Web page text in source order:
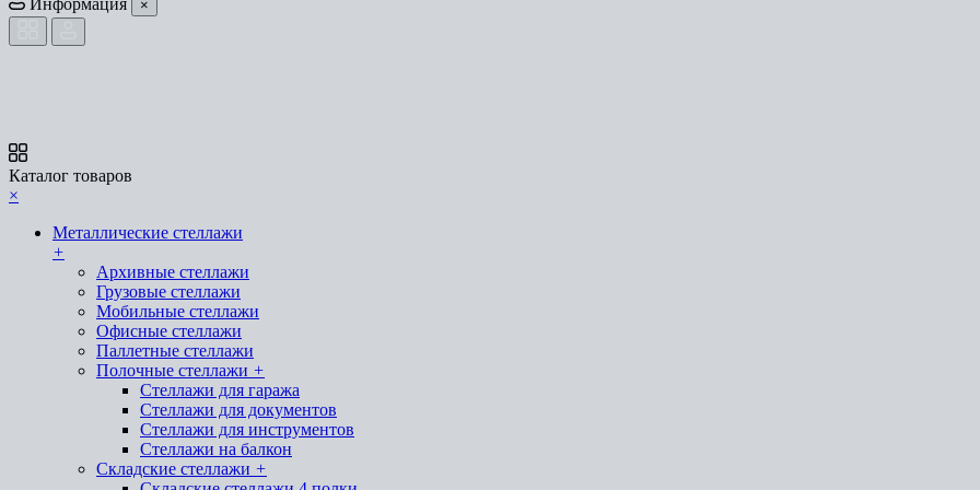
Информация ×
Каталог товаров
×
Металлические стеллажи
+
Архивные стеллажи
Грузовые стеллажи
Мобильные стеллажи
Офисные стеллажи
Паллетные стеллажи
Полочные стеллажи +
Стеллажи для гаража
Стеллажи для документов
Стеллажи для инструментов
Стеллажи на балкон
Складские стеллажи +